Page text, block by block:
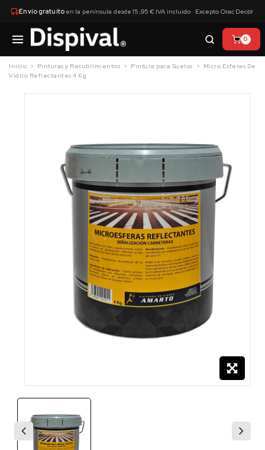
Envío gratuitoen la península desde 15,95 € IVA incluido · Excepto Orac Decor
×
0
Inicio Pinturas y Recubrimientos Pintura para Suelos
Micro Esferas De
Vidrio Reflectantes 4 Kg